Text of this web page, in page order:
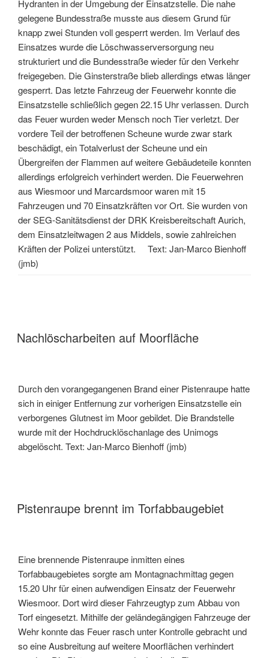
Hydranten in der Umgebung der Einsatzstelle. Die nahe
gelegene Bundesstraße musste aus diesem Grund für
knapp zwei Stunden voll gesperrt werden. Im Verlauf des
Einsatzes wurde die Löschwasserversorgung neu
strukturiert und die Bundesstraße wieder für den Verkehr
freigegeben. Die Ginsterstraße blieb allerdings etwas länger
gesperrt. Das letzte Fahrzeug der Feuerwehr konnte die
Einsatzstelle schließlich gegen 22.15 Uhr verlassen. Durch
das Feuer wurden weder Mensch noch Tier verletzt. Der
vordere Teil der betroffenen Scheune wurde zwar stark
beschädigt, ein Totalverlust der Scheune und ein
Übergreifen der Flammen auf weitere Gebäudeteile konnten
allerdings erfolgreich verhindert werden. Die Feuerwehren
aus Wiesmoor und Marcardsmoor waren mit 15
Fahrzeugen und 70 Einsatzkräften vor Ort. Sie wurden von
der SEG-Sanitätsdienst der DRK Kreisbereitschaft Aurich,
dem Einsatzleitwagen 2 aus Middels, sowie zahlreichen
Kräften der Polizei unterstützt. Text: Jan-Marco Bienhoff
(jmb)
Nachlöscharbeiten auf Moorfläche
Durch den vorangegangenen Brand einer Pistenraupe hatte
sich in einiger Entfernung zur vorherigen Einsatzstelle ein
verborgenes Glutnest im Moor gebildet. Die Brandstelle
wurde mit der Hochdrucklöschanlage des Unimogs
abgelöscht. Text: Jan-Marco Bienhoff (jmb)
Pistenraupe brennt im Torfabbaugebiet
Eine brennende Pistenraupe inmitten eines
Torfabbaugebietes sorgte am Montagnachmittag gegen
15.20 Uhr für einen aufwendigen Einsatz der Feuerwehr
Wiesmoor. Dort wird dieser Fahrzeugtyp zum Abbau von
Torf eingesetzt. Mithilfe der geländegängigen Fahrzeuge der
Wehr konnte das Feuer rasch unter Kontrolle gebracht und
so eine Ausbreitung auf weitere Moorflächen verhindert